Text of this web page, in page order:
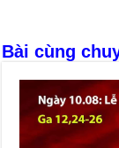
k
Bài cùng